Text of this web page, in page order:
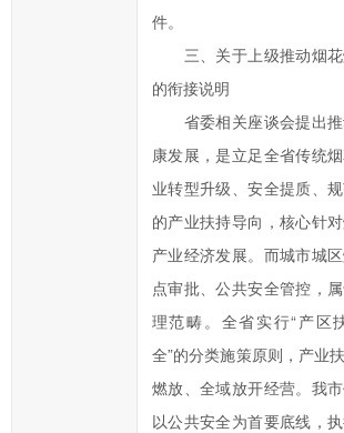
件。
三、关于上级推动烟花
的衔接说明
省委相关座谈会提出推
康发展，是立足全省传统
业转型升级、安全提质、
的产业扶持导向，核心针
产业经济发展。而城市城
点审批、公共安全管控，
理范畴。全省实行“产区
全”的分类施策原则，产业
燃放、全域放开经营。我
以公共安全为首要底线，